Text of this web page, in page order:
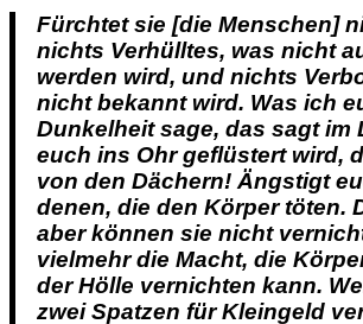
Fürchtet sie [die Menschen]
nichts Verhülltes, was nicht
werden wird, und nichts
nicht bekannt wird. Was ich
Dunkelheit sage, das sagt im
euch ins Ohr geflüstert wird,
von den Dächern! Ängstigt
denen, die den Körper töten.
aber können sie nicht
vielmehr die Macht, die
der Hölle vernichten kann.
zwei Spatzen für Kleingeld